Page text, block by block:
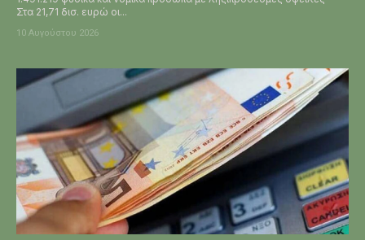
Στα 21,71 δισ. ευρώ οι...
10 Αυγούστου 2026